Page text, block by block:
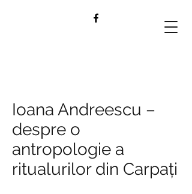
Ioana Andreescu –
despre o
antropologie a
ritualurilor din Carpați